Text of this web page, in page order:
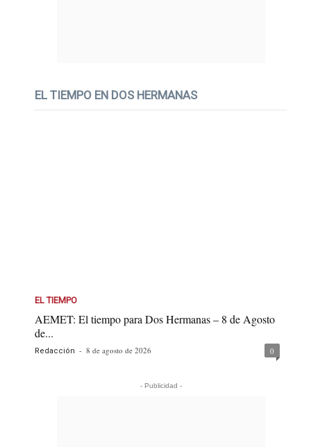
EL TIEMPO EN DOS HERMANAS
EL TIEMPO
AEMET: El tiempo para Dos Hermanas – 8 de Agosto
de...
Redacción - 8 de agosto de 2026 0
- Publicidad -